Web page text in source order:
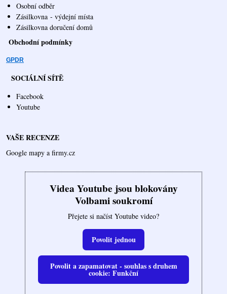
Osobní odběr
Zásilkovna - výdejní místa
Zásilkovna doručení domů
Obchodní podmínky
GPDR
SOCIÁLNÍ SÍTĚ
Facebook
Youtube
VAŠE RECENZE
Google mapy a firmy.cz
Videa Youtube jsou blokovány
Volbami soukromí
Přejete si načíst Youtube video?
Povolit jednou
Povolit a zapamatovat - souhlas s druhem
cookie: Funkční